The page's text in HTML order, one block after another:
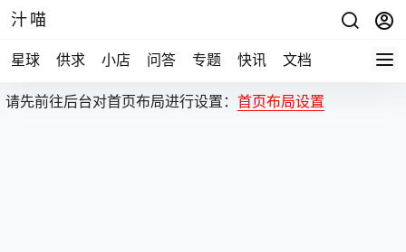
汁喵
星球 供求 小店 问答 专题 快讯 文档
请先前往后台对首页布局进行设置： 首页布局设置